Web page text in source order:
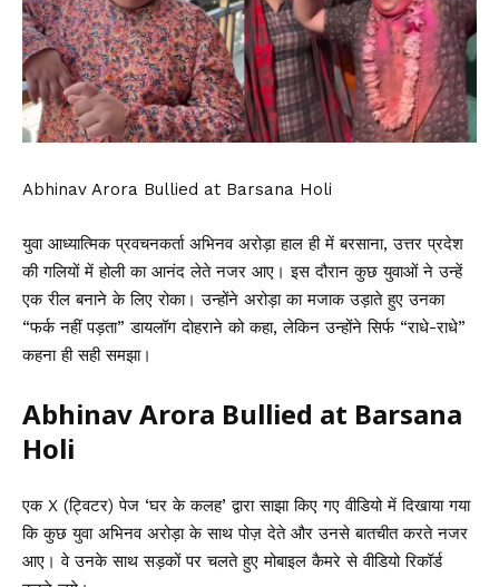
Abhinav Arora Bullied at Barsana Holi
युवा आध्यात्मिक प्रवचनकर्ता अभिनव अरोड़ा हाल ही में बरसाना, उत्तर प्रदेश
की गलियों में होली का आनंद लेते नजर आए। इस दौरान कुछ युवाओं ने उन्हें
एक रील बनाने के लिए रोका। उन्होंने अरोड़ा का मजाक उड़ाते हुए उनका
“फर्क नहीं पड़ता” डायलॉग दोहराने को कहा, लेकिन उन्होंने सिर्फ “राधे-राधे”
कहना ही सही समझा।
Abhinav Arora Bullied at Barsana
Holi
एक X (ट्विटर) पेज ‘घर के कलह’ द्वारा साझा किए गए वीडियो में दिखाया गया
कि कुछ युवाअभिनव अरोड़ाके साथ पोज़ देते और उनसे बातचीत करते नजर
आए। वे उनके साथ सड़कों पर चलते हुए मोबाइल कैमरे से वीडियो रिकॉर्ड